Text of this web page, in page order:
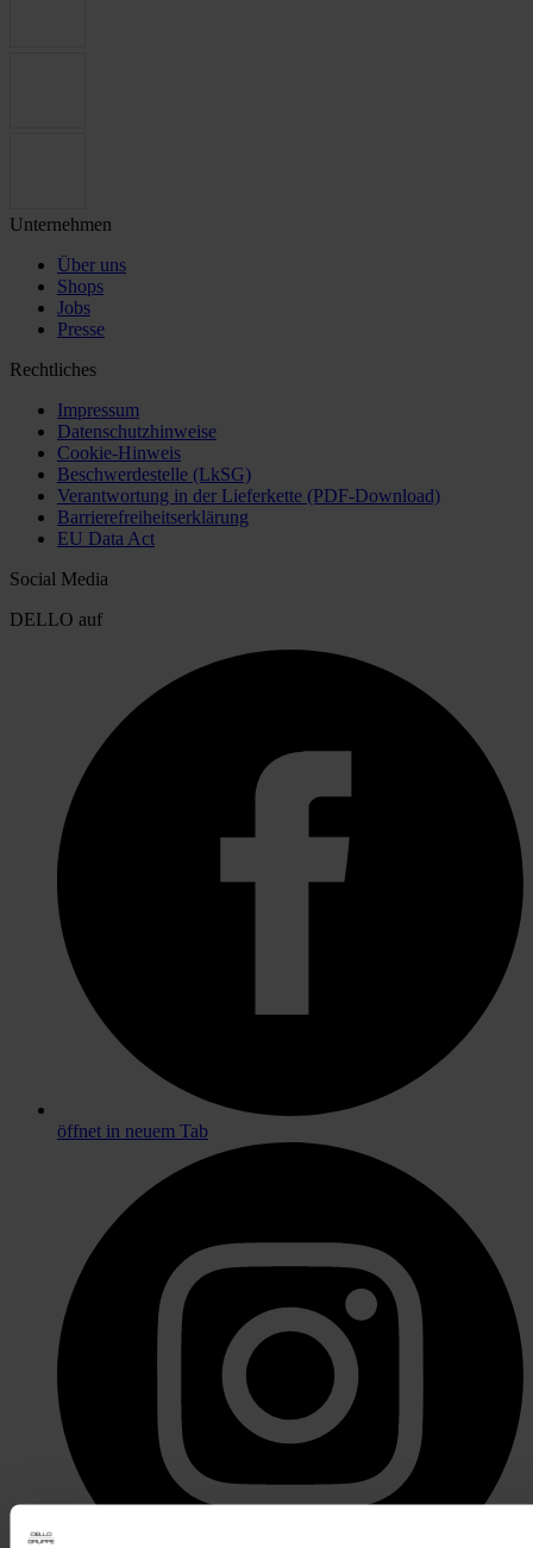
Unternehmen
Über uns
Shops
Jobs
Presse
Rechtliches
Impressum
Datenschutzhinweise
Cookie-Hinweis
Beschwerdestelle (LkSG)
Verantwortung in der Lieferkette (PDF-Download)
Barrierefreiheitserklärung
EU Data Act
Social Media
DELLO auf
öffnet in neuem Tab